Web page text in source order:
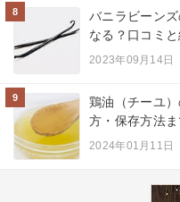
8
バニラビーン
なる？口コミと
2023年09月14日
9
鶏油（チーユ
方・保存方法ま
2024年01月11日